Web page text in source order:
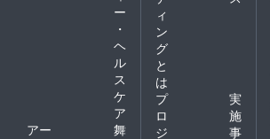
ー
・
ヘ
ル
ス
ケ
ア
アー
舞
ィ
ン
グ
と
は
プ
ロ
ジ
実
施
事